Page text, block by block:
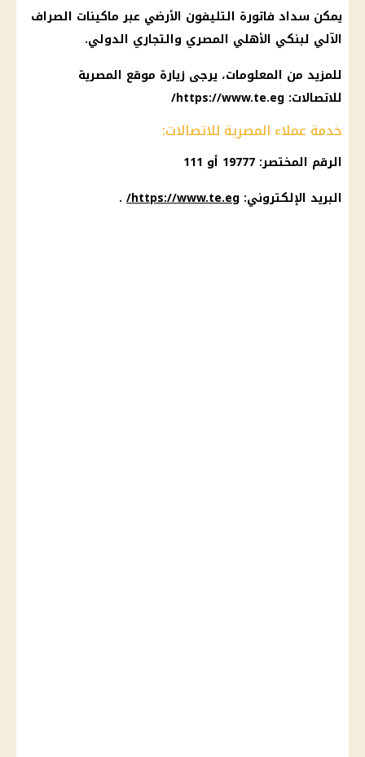
يمكن سداد فاتورة التليفون الأرضي عبرماكينات الصراف
الآلي لبنكي الأهلي المصري والتجاري الدولي.
للمزيد من المعلومات، يرجى زيارة موقع المصرية
للاتصالات: https://www.te.eg/
خدمة عملاء المصرية للاتصالات:
الرقم المختصر: 19777 أو 111
البريد الإلكتروني: https://www.te.eg/
.